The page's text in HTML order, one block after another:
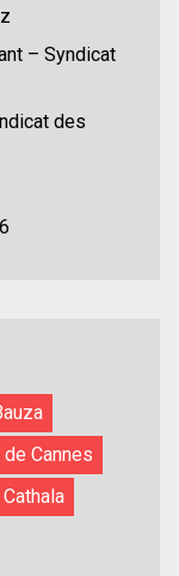
– Syndicat
des
Cannes
Cathala